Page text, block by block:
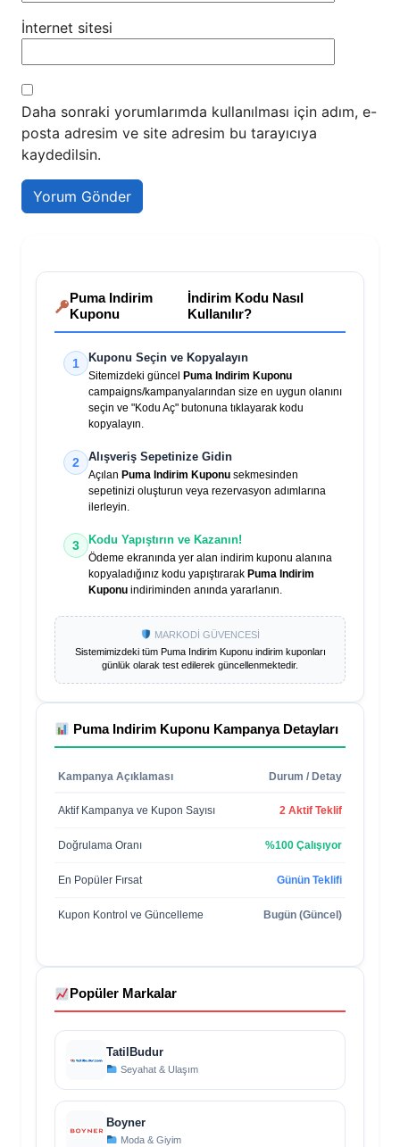
İnternet sitesi
Daha sonraki yorumlarımda kullanılması için adım, e-
posta adresim ve site adresim bu tarayıcıya
kaydedilsin.
Puma Indirim
Kuponu
İndirim Kodu Nasıl
Kullanılır?
1 Kuponu Seçin ve Kopyalayın
Sitemizdeki güncel
Puma Indirim Kuponu
campaigns/kampanyalarından size en uygun olanını
seçin ve "Kodu Aç" butonuna tıklayarak kodu
kopyalayın.
2 Alışveriş Sepetinize Gidin
Açılan Puma Indirim Kuponu sekmesinden
sepetinizi oluşturun veya rezervasyon adımlarına
ilerleyin.
3 Kodu Yapıştırın ve Kazanın!
Ödeme ekranında yer alan indirim kuponu alanına
kopyaladığınız kodu yapıştırarak Puma Indirim
Kuponu indiriminden anında yararlanın.
MARKODİ GÜVENCESİ
Sistemimizdeki tüm Puma Indirim Kuponuindirim kuponları
günlük olarak test edilerek güncellenmektedir.
Puma Indirim Kuponu Kampanya Detayları
Kampanya Açıklaması Durum / Detay
Aktif Kampanya ve Kupon Sayısı 2 Aktif Teklif
Doğrulama Oranı %100 Çalışıyor
En Popüler Fırsat Günün Teklifi
Kupon Kontrol ve Güncelleme Bugün (Güncel)
Popüler Markalar
TatilBudur
Seyahat & Ulaşım
Boyner
Moda & Giyim